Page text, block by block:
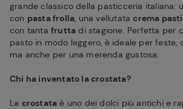
grande classico della pasticceria italiana:
con pasta frolla, una vellutatacrema
con tanta frutta di stagione. Perfetta per
pasto in modo leggero, è ideale per feste,
ma anche per una merenda gustosa.
Chi ha inventato la crostata?
La crostata è uno dei dolci più antichi e